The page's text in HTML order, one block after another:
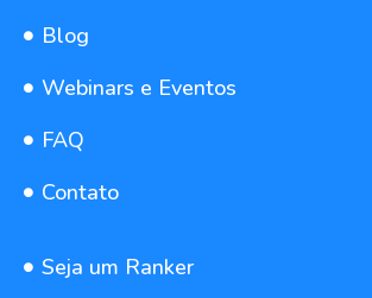
Blog
Webinars e Eventos
FAQ
Contato
Seja um Ranker